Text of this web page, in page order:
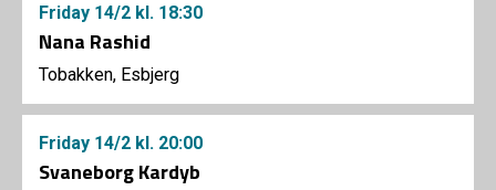
Friday 14/2 kl. 18:30
Nana Rashid
Tobakken, Esbjerg
Friday 14/2 kl. 20:00
Svaneborg Kardyb